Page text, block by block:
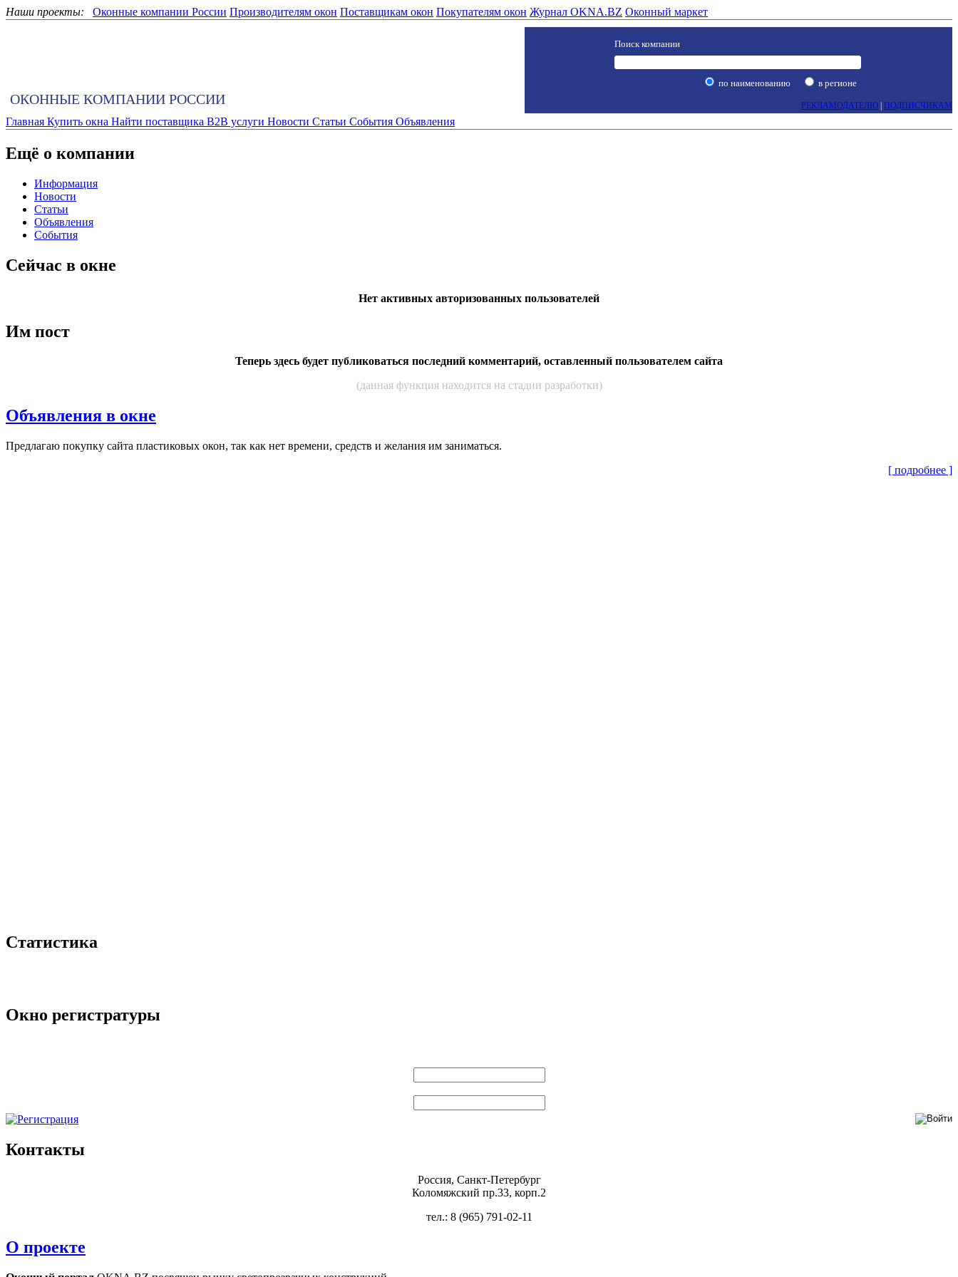
Наши проекты: Оконные компании России Производителям окон Поставщикам окон Покупателям окон Журнал OKNA.BZ Оконный маркет
ОКОННЫЕ КОМПАНИИ РОССИИ
Поиск компании
по наименованию в регионе
РЕКЛАМОДАТЕЛЮ ПОДПИСЧИКАМ
Главная Купить окна Найти поставщика B2B услуги Новости Статьи События Объявления
Ещё о компании
Информация
Новости
Статьи
Объявления
События
Сейчас в окне
Нет активных авторизованных пользователей
Им пост
Теперь здесь будет публиковаться последний комментарий, оставленный пользователем сайта
(данная функция находится на стадии разработки)
Объявления в окне
Пред­ла­гаю по­куп­ку сай­та плас­ти­ковых окон, так как нет вре­мени, средств и же­лания им за­нимать­ся.
[ подробнее ]
Статистика
Окно регистратуры
Контакты
Россия, Санкт-Петербург
Коломяжский пр.33, корп.2
тел.: 8 (965) 791-02-11
О проекте